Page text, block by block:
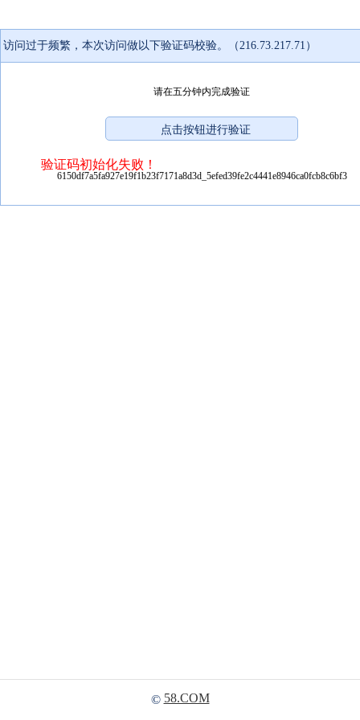
访问过于频繁，本次访问做以下验证码校验。（216.73.217.71）
请在五分钟内完成验证
验证码初始化失败！
6150df7a5fa927e19f1b23f7171a8d3d_5efed39fe2c4441e8946ca0fcb8c6bf3
© 58.COM